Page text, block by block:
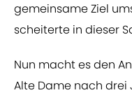
gemeinsame Ziel
scheiterte in dieser
Nun macht es den
Alte Dame nach